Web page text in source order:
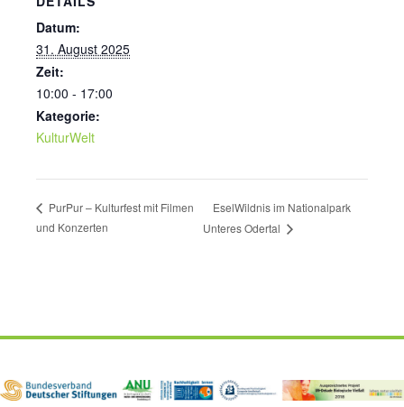
Datum:
31. August 2025
Zeit:
10:00 - 17:00
Kategorie:
KulturWelt
PurPur – Kulturfest mit Filmen
und Konzerten
EselWildnis im Nationalpark
Unteres Odertal